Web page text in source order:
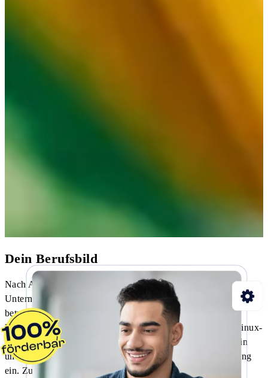
Dein Berufsbild
Nach Abschluss des Lehrgangs kannst du
Unternehmensnetzwerke und IT-Systeme professionell planen,
betreiben und absichern. Du verstehst, wie die IT in einem
Unternehmen aufgebaut ist, administrierst Windows- und Linux-
Systeme, verwaltest Active Directory, richtest Netzwerke ein
und setzt Virtualisierung sowie Automatisierung mit Skripting
ein. Zudem arbeitest du mit modernen Cloud- und